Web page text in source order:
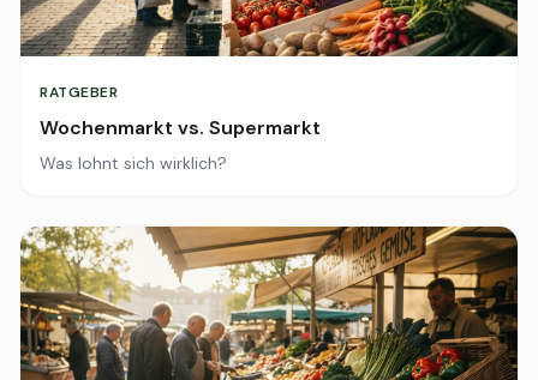
RATGEBER
Wochenmarkt vs. Supermarkt
Was lohnt sich wirklich?